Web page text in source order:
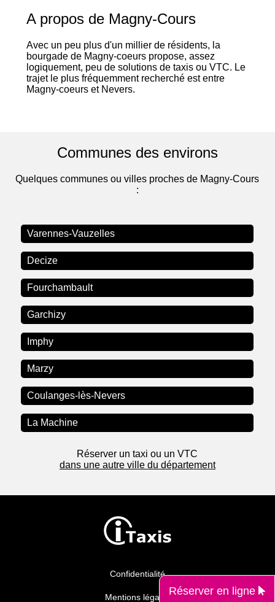
A propos de Magny-Cours
Avec un peu plus d'un millier de résidents, la
bourgade de Magny-coeurs propose, assez
logiquement, peu de solutions de taxis ou VTC. Le
trajet le plus fréquemment recherché est entre
Magny-coeurs et Nevers.
Communes des environs
Quelques communes ou villes proches de Magny-Cours
:
Varennes-Vauzelles
Decize
Fourchambault
Garchizy
Imphy
Marzy
Coulanges-lès-Nevers
La Machine
Réserver un taxi ou un VTC
dans une autre ville du département
Confidentialité
Mentions légales
Réserver en ligne